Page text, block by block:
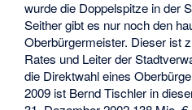
wurde die Doppelspitze in der
Seither gibt es nur noch den
Oberbürgermeister. Dieser ist
Rates und Leiter der
die Direktwahl eines
2009 ist Bernd Tischler in